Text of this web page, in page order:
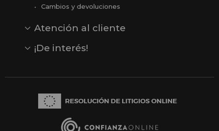
Cambios y devoluciones
Atención al cliente
Opiniones
Reseñas en Google
¡De interés!